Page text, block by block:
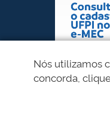
Nós utilizamos
concorda,